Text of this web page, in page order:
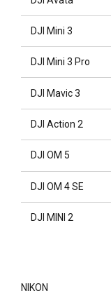
DJI Mini 3
DJI Mini 3 Pro
DJI Mavic 3
DJI Action 2
DJI OM 5
DJI OM 4 SE
DJI MINI 2
NIKON